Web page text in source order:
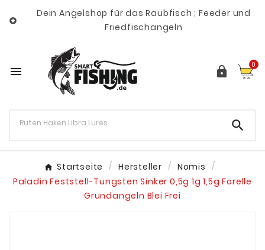

Dein Angelshop für das Raubfisch ; Feeder und
Friedfischangeln
  0

Startseite Hersteller
Nomis
Paladin Feststell-Tungsten Sinker 0,5g 1g 1,5g Forelle
Grundangeln Blei Frei